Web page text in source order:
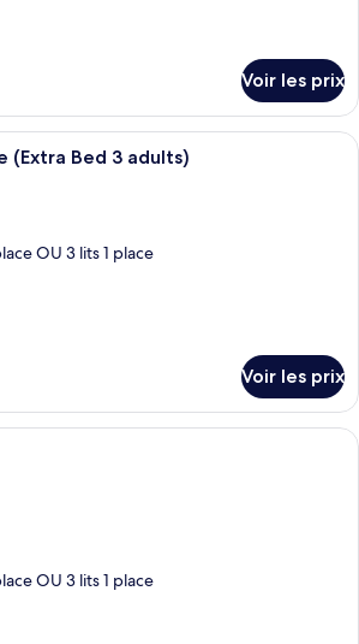
Voir les prix
Une chambre d’hôtel moderne
(Extra Bed 3 adults)
OU 3 lits 1 place
Voir les prix
Une chambre d’hôtel avec deux lits,
OU 3 lits 1 place